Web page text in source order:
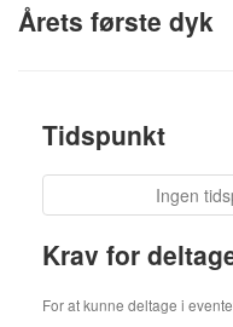
Årets første dyk
Tidspunkt
Ingen
Krav for
For at kunne deltage i